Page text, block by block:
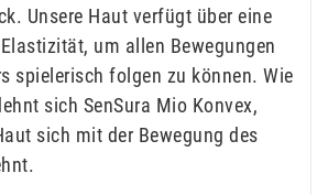
Unsere Haut verfügt über eine
um allen Bewegungen
spielerisch folgen zu können. Wie
sich SenSura Mio Konvex,
sich mit der Bewegung des